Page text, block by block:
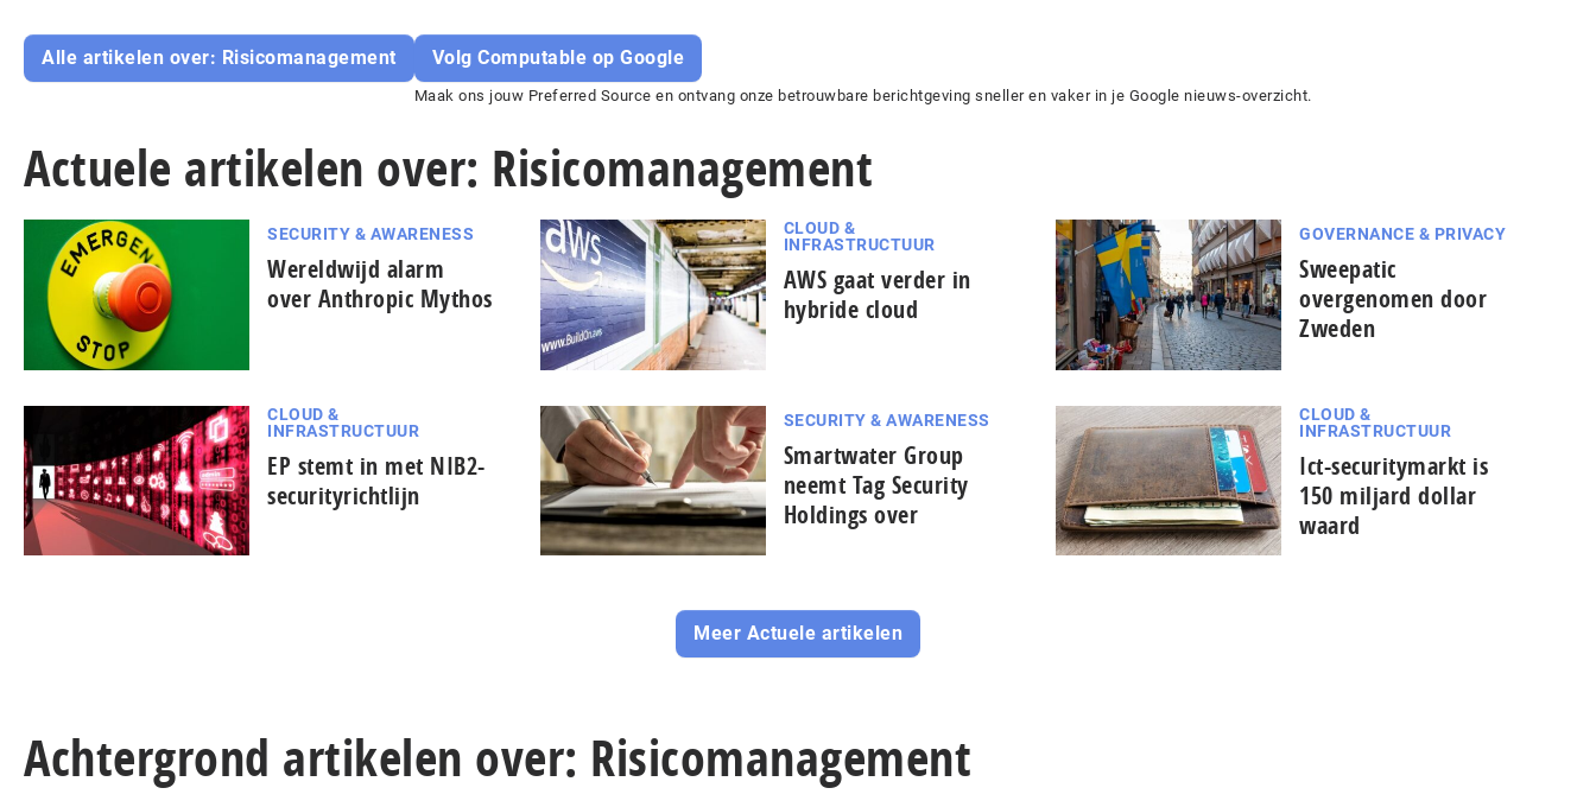
Alle artikelen over: Risicomanagement Volg Computable op Google
Maak ons jouw Preferred Source en ontvang onze betrouwbare berichtgeving sneller en vaker in je Google nieuws-overzicht.
Actuele artikelen over: Risicomanagement
SECURITY & AWARENESS
Wereldwijd alarm
over Anthropic Mythos
CLOUD &
INFRASTRUCTUUR
AWS gaat verder in
hybride cloud
GOVERNANCE & PRIVACY
Sweepatic
overgenomen door
Zweden
CLOUD &
INFRASTRUCTUUR
EP stemt in met NIB2-
securityrichtlijn
SECURITY & AWARENESS
Smartwater Group
neemt Tag Security
Holdings over
CLOUD &
INFRASTRUCTUUR
Ict-securitymarkt is
150 miljard dollar
waard
Meer Actuele artikelen
Achtergrond artikelen over: Risicomanagement